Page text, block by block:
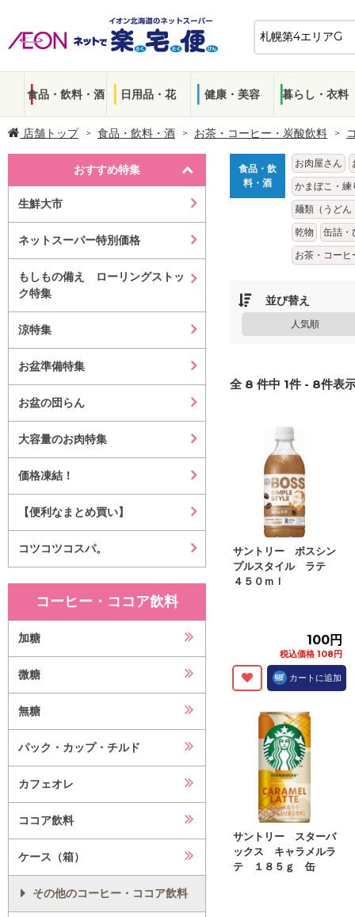
食品・飲料・酒 日用品・花 健康・美容 暮らし・衣料
店舗トップ 食品・飲料・酒 お茶・コーヒー・炭酸飲料
おすすめ特集
生鮮大市
ネットスーパー特別価格
もしもの備え ローリングストッ
ク特集
涼特集
お盆準備特集
お盆の団らん
大容量のお肉特集
価格凍結！
【便利なまとめ買い】
コツコツコスパ。
コーヒー・ココア飲料
加糖
微糖
無糖
パック・カップ・チルド
カフェオレ
ココア飲料
ケース（箱）
その他のコーヒー・ココア飲料
食品・飲
料・酒
お肉屋さん
かまぼこ・練
麺類（うどん
乾物
缶詰・
お茶・コー
並び替え
人気順
全 8 件中 1件 - 8件表
サントリー ボスシン
プルスタイル ラテ
４５０ｍｌ
100円
税込価格 108円
カートに追加
サントリー スターバ
ックス キャラメルラ
テ １８５ｇ 缶